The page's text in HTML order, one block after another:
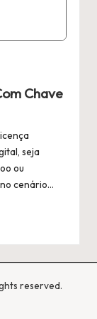
Chave
seja
ou
cenário…
reserved.